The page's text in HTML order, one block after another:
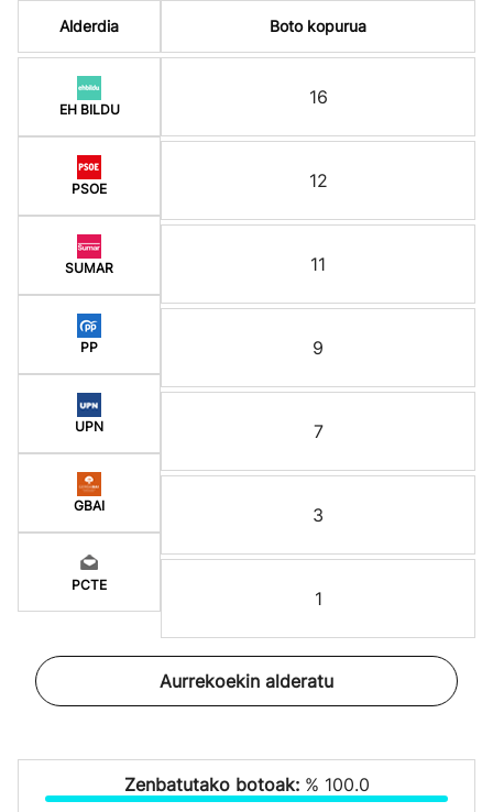
Alderdia
EH BILDU
PSOE
SUMAR
PP
UPN
GBAI
PCTE
Boto kopurua
16
12
11
9
7
3
1
Aurrekoekin alderatu
Zenbatutako botoak: % 100.0